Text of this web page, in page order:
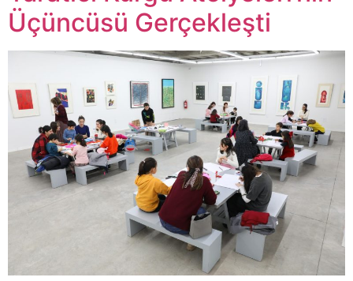
Üçüncüsü Gerçekleşti